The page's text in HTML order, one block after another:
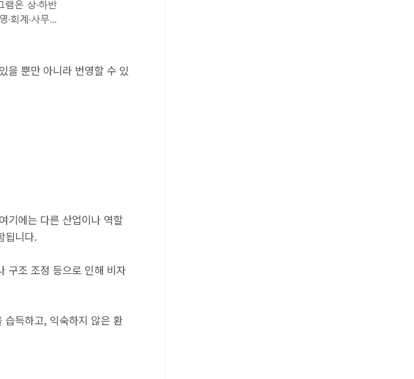
을 뿐만 아니라 번영할 수 있
기에는 다른 산업이나 역할
됩니다.
구조 조정 등으로 인해 비자
습득하고, 익숙하지 않은 환